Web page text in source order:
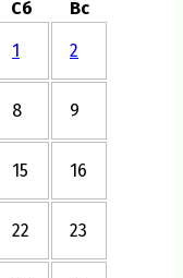
Сб Вс
1 2
8 9
15 16
22 23